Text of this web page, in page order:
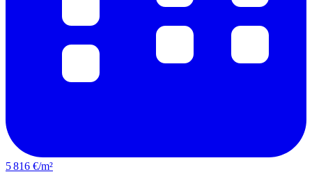
5 816 €/m²